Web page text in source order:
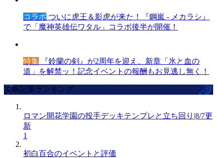
コラボ ついに虎王＆影虎が来た！『鋼嵐 - メカラシ』
で「魔神英雄伝ワタル」コラボ後半が開催！
特集 『鈴蘭の剣』が2周年を迎え、新章「氷と血の
道」を解禁ッ！記念イベントの報酬もお見逃し無く！
攻略記事ランキング
ロマン開花学園の投手デッキテンプレと立ち回り|8/7更
新
1
初白百合のイベントと評価